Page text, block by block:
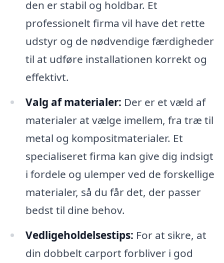
den er stabil og holdbar. Et
professionelt firma vil have det rette
udstyr og de nødvendige færdigheder
til at udføre installationen korrekt og
effektivt.
Valg af materialer: Der er et væld af
materialer at vælge imellem, fra træ til
metal og kompositmaterialer. Et
specialiseret firma kan give dig indsigt
i fordele og ulemper ved de forskellige
materialer, så du får det, der passer
bedst til dine behov.
Vedligeholdelsestips: For at sikre, at
din dobbelt carport forbliver i god